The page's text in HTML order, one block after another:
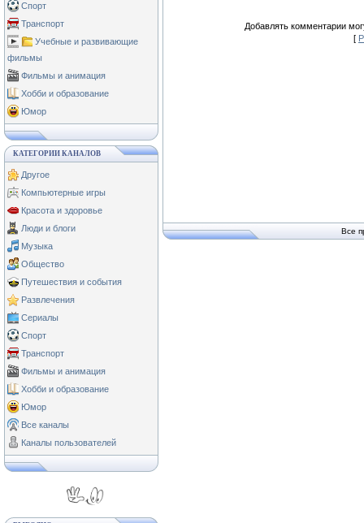
Спорт
Транспорт
Учебные и развивающие
фильмы
Фильмы и анимация
Хобби и образование
Юмор
КАТЕГОРИИ КАНАЛОВ
Другое
Компьютерные игры
Красота и здоровье
Люди и блоги
Музыка
Общество
Путешествия и события
Развлечения
Сериалы
Спорт
Транспорт
Фильмы и анимация
Хобби и образование
Юмор
Все каналы
Каналы пользователей
Добавлять комментарии
[
Все